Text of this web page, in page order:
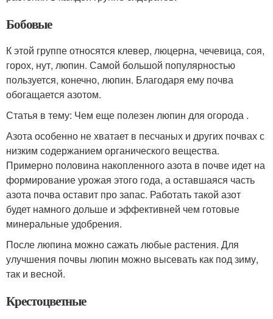
Бобовые
К этой группе относятся клевер, люцерна, чечевица, соя,
горох, нут, люпин. Самой большой популярностью
пользуется, конечно, люпин. Благодаря ему почва
обогащается азотом.
Статья в тему: Чем еще полезен люпин для огорода .
Азота особенно не хватает в песчаных и других почвах с
низким содержанием органического вещества.
Примерно половина накопленного азота в почве идет на
формирование урожая этого года, а оставшаяся часть
азота почва оставит про запас. Работать такой азот
будет намного дольше и эффективней чем готовые
минеральные удобрения.
После люпина можно сажать любые растения. Для
улучшения почвы люпин можно высевать как под зиму,
так и весной.
Крестоцветные